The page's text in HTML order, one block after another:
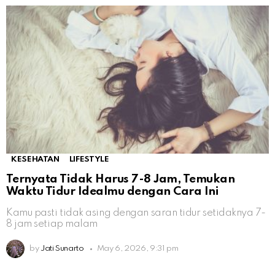
KESEHATAN LIFESTYLE
Ternyata Tidak Harus 7-8 Jam, Temukan
Waktu Tidur Idealmu dengan Cara Ini
Kamu pasti tidak asing dengan saran tidur setidaknya 7-
8 jam setiap malam
by Jati Sunarto May 6, 2026, 9:31 pm